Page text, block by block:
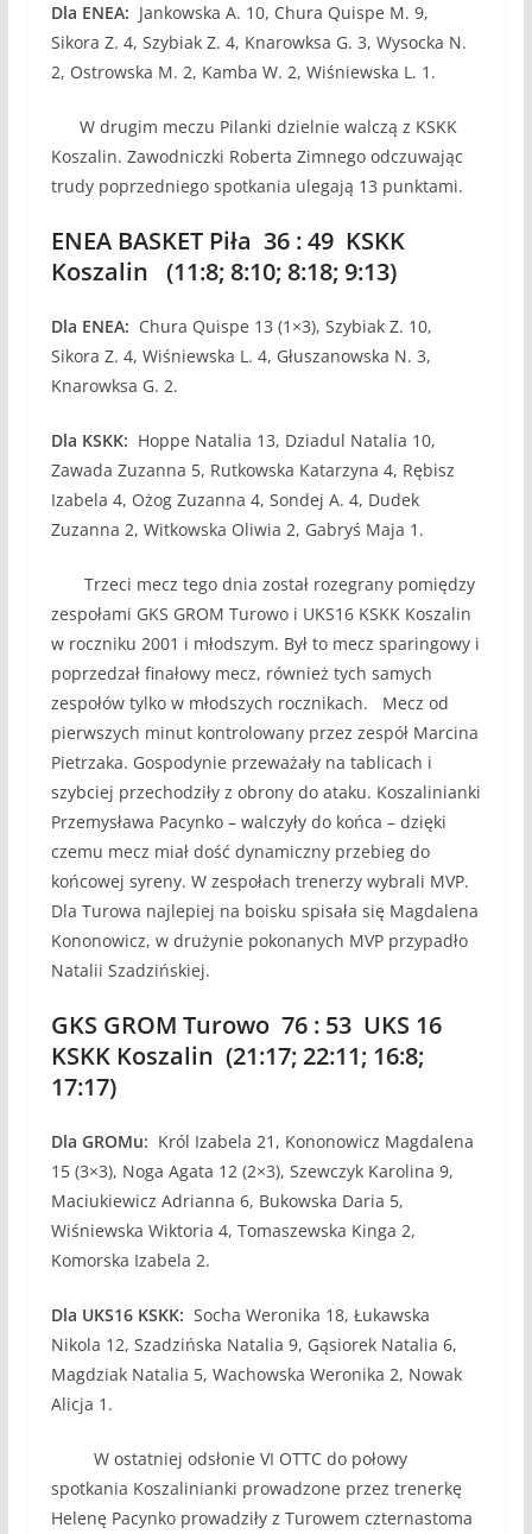
Dla ENEA: Jankowska A. 10, Chura Quispe M. 9,
Sikora Z. 4, Szybiak Z. 4, Knarowksa G. 3, Wysocka N.
2, Ostrowska M. 2, Kamba W. 2, Wiśniewska L. 1.
W drugim meczu Pilanki dzielnie walczą z KSKK
Koszalin. Zawodniczki Roberta Zimnego odczuwając
trudy poprzedniego spotkania ulegają 13 punktami.
ENEA BASKET Piła 36 : 49 KSKK
Koszalin (11:8; 8:10; 8:18; 9:13)
Dla ENEA: Chura Quispe 13 (1×3), Szybiak Z. 10,
Sikora Z. 4, Wiśniewska L. 4, Głuszanowska N. 3,
Knarowksa G. 2.
Dla KSKK: Hoppe Natalia 13, Dziadul Natalia 10,
Zawada Zuzanna 5, Rutkowska Katarzyna 4, Rębisz
Izabela 4, Ożog Zuzanna 4, Sondej A. 4, Dudek
Zuzanna 2, Witkowska Oliwia 2, Gabryś Maja 1.
Trzeci mecz tego dnia został rozegrany pomiędzy
zespołami GKS GROM Turowo i UKS16 KSKK Koszalin
w roczniku 2001 i młodszym. Był to mecz sparingowy i
poprzedzał finałowy mecz, również tych samych
zespołów tylko w młodszych rocznikach. Mecz od
pierwszych minut kontrolowany przez zespół Marcina
Pietrzaka. Gospodynie przeważały na tablicach i
szybciej przechodziły z obrony do ataku. Koszalinianki
Przemysława Pacynko – walczyły do końca – dzięki
czemu mecz miał dość dynamiczny przebieg do
końcowej syreny. W zespołach trenerzy wybrali MVP.
Dla Turowa najlepiej na boisku spisała się Magdalena
Kononowicz, w drużynie pokonanych MVP przypadło
Natalii Szadzińskiej.
GKS GROM Turowo 76 : 53 UKS 16
KSKK Koszalin (21:17; 22:11; 16:8;
17:17)
Dla GROMu: Król Izabela 21, Kononowicz Magdalena
15 (3×3), Noga Agata 12 (2×3), Szewczyk Karolina 9,
Maciukiewicz Adrianna 6, Bukowska Daria 5,
Wiśniewska Wiktoria 4, Tomaszewska Kinga 2,
Komorska Izabela 2.
Dla UKS16 KSKK: Socha Weronika 18, Łukawska
Nikola 12, Szadzińska Natalia 9, Gąsiorek Natalia 6,
Magdziak Natalia 5, Wachowska Weronika 2, Nowak
Alicja 1.
W ostatniej odsłonie VI OTTC do połowy
spotkania Koszalinianki prowadzone przez trenerkę
Helenę Pacynko prowadziły z Turowem czternastoma